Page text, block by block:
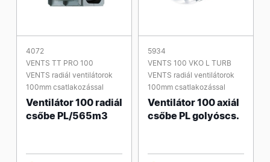
4072
VENTS TT PRO 100
VENTS radiál ventilátorok
100mm csatlakozással
Ventilátor 100 radiál
csőbe PL/565m3
5934
VENTS 100 VKO L TURB
VENTS radiál ventilátorok
100mm csatlakozással
Ventilátor 100 axiál
csőbe PL golyóscs.